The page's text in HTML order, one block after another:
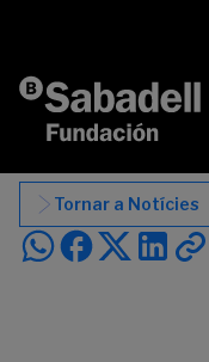
Tornar a Notícies